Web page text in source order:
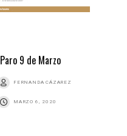
Paro 9 de Marzo
FERNANDA CÁZAREZ
MARZO 6, 2020